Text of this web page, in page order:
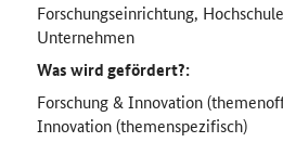
Forschungseinrichtung,
Unternehmen
Was wird gefördert?:
Forschung & Innovation
Innovation (themenspezifisch)